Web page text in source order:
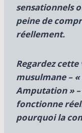
sensationnels
peine de
réellement.
Regardez
musulmane –
Amputation »
fonctionne
pourquoi la